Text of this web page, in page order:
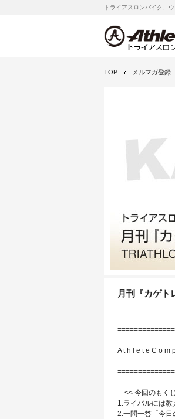
トライアスロンバイク、
TOP メルマガ登
月刊『カゲト
A t h l e t e C o m
—<< 今回の
1.ライバルには教
2.一問一答「今日